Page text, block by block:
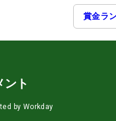
賞金ラ
ト
by Workday